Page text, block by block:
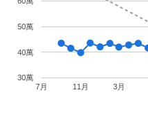
7月 11月 3月
30萬
40萬
50萬